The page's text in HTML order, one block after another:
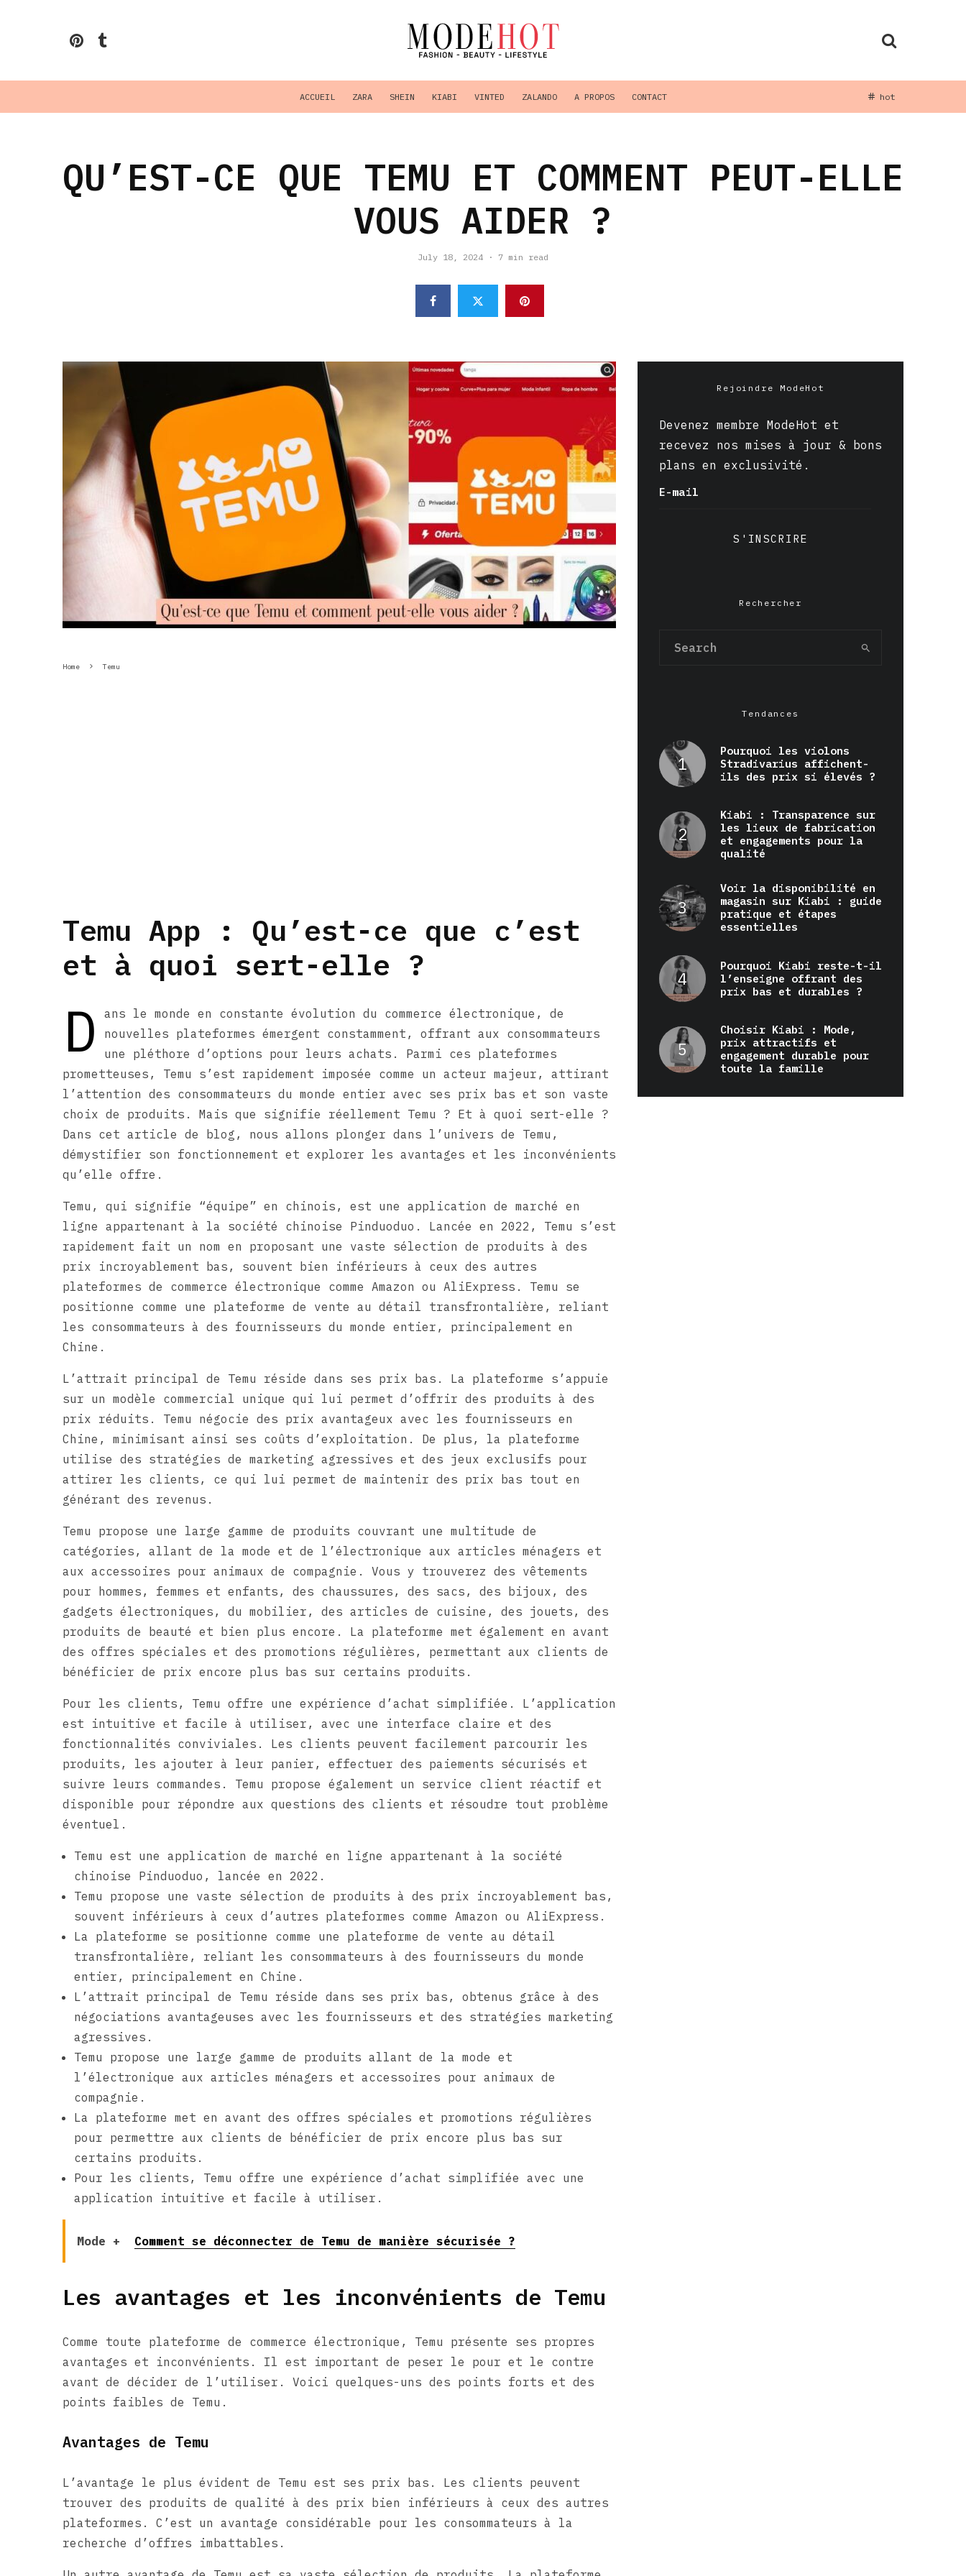
ACCUEIL ZARA SHEIN KIABI VINTED ZALANDO A PROPOS CONTACT hot
QU’EST-CE QUE TEMU ET COMMENT PEUT-ELLE
VOUS AIDER ?
July 18, 2024 · 7 min read
Home Temu
Temu App : Qu’est-ce que c’est
et à quoi sert-elle ?
D
ans le monde en constante évolution du commerce électronique, de
nouvelles plateformes émergent constamment, offrant aux consommateurs
une pléthore d’options pour leurs achats. Parmi ces plateformes
prometteuses, Temu s’est rapidement imposée comme un acteur majeur, attirant
l’attention des consommateurs du monde entier avec ses prix bas et son vaste
choix de produits. Mais que signifie réellement Temu ? Et à quoi sert-elle ?
Dans cet article de blog, nous allons plonger dans l’univers de Temu,
démystifier son fonctionnement et explorer les avantages et les inconvénients
qu’elle offre.
Temu, qui signifie “équipe” en chinois, est une application de marché en
ligne appartenant à la société chinoise Pinduoduo. Lancée en 2022, Temu s’est
rapidement fait un nom en proposant une vaste sélection de produits à des
prix incroyablement bas, souvent bien inférieurs à ceux des autres
plateformes de commerce électronique comme Amazon ou AliExpress. Temu se
positionne comme une plateforme de vente au détail transfrontalière, reliant
les consommateurs à des fournisseurs du monde entier, principalement en
Chine.
L’attrait principal de Temu réside dans ses prix bas. La plateforme s’appuie
sur un modèle commercial unique qui lui permet d’offrir des produits à des
prix réduits. Temu négocie des prix avantageux avec les fournisseurs en
Chine, minimisant ainsi ses coûts d’exploitation. De plus, la plateforme
utilise des stratégies de marketing agressives et des jeux exclusifs pour
attirer les clients, ce qui lui permet de maintenir des prix bas tout en
générant des revenus.
Temu propose une large gamme de produits couvrant une multitude de
catégories, allant de la mode et de l’électronique aux articles ménagers et
aux accessoires pour animaux de compagnie. Vous y trouverez des vêtements
pour hommes, femmes et enfants, des chaussures, des sacs, des bijoux, des
gadgets électroniques, du mobilier, des articles de cuisine, des jouets, des
produits de beauté et bien plus encore. La plateforme met également en avant
des offres spéciales et des promotions régulières, permettant aux clients de
bénéficier de prix encore plus bas sur certains produits.
Pour les clients, Temu offre une expérience d’achat simplifiée. L’application
est intuitive et facile à utiliser, avec une interface claire et des
fonctionnalités conviviales. Les clients peuvent facilement parcourir les
produits, les ajouter à leur panier, effectuer des paiements sécurisés et
suivre leurs commandes. Temu propose également un service client réactif et
disponible pour répondre aux questions des clients et résoudre tout problème
éventuel.
Temu est une application de marché en ligne appartenant à la société
chinoise Pinduoduo, lancée en 2022.
Temu propose une vaste sélection de produits à des prix incroyablement bas,
souvent inférieurs à ceux d’autres plateformes comme Amazon ou AliExpress.
La plateforme se positionne comme une plateforme de vente au détail
transfrontalière, reliant les consommateurs à des fournisseurs du monde
entier, principalement en Chine.
L’attrait principal de Temu réside dans ses prix bas, obtenus grâce à des
négociations avantageuses avec les fournisseurs et des stratégies marketing
agressives.
Temu propose une large gamme de produits allant de la mode et
l’électronique aux articles ménagers et accessoires pour animaux de
compagnie.
La plateforme met en avant des offres spéciales et promotions régulières
pour permettre aux clients de bénéficier de prix encore plus bas sur
certains produits.
Pour les clients, Temu offre une expérience d’achat simplifiée avec une
application intuitive et facile à utiliser.
Mode + Comment se déconnecter de Temu de manière sécurisée ?
Les avantages et les inconvénients de Temu
Comme toute plateforme de commerce électronique, Temu présente ses propres
avantages et inconvénients. Il est important de peser le pour et le contre
avant de décider de l’utiliser. Voici quelques-uns des points forts et des
points faibles de Temu.
Avantages de Temu
L’avantage le plus évident de Temu est ses prix bas. Les clients peuvent
trouver des produits de qualité à des prix bien inférieurs à ceux des autres
plateformes. C’est un avantage considérable pour les consommateurs à la
recherche d’offres imbattables.
Rejoindre ModeHot
Devenez membre ModeHot et
recevez nos mises à jour & bons
plans en exclusivité.
E-mail
S'INSCRIRE
Rechercher
Tendances
Pourquoi les violons
Stradivarius affichent-
ils des prix si élevés ?
Kiabi : Transparence sur
les lieux de fabrication
et engagements pour la
qualité
Voir la disponibilité en
magasin sur Kiabi : guide
pratique et étapes
essentielles
Pourquoi Kiabi reste-t-il
l’enseigne offrant des
prix bas et durables ?
Choisir Kiabi : Mode,
prix attractifs et
engagement durable pour
toute la famille